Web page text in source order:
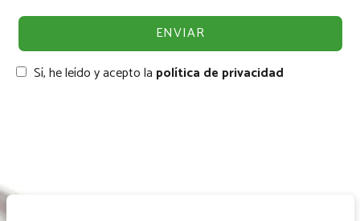
Sí, he leído y acepto la política de privacidad